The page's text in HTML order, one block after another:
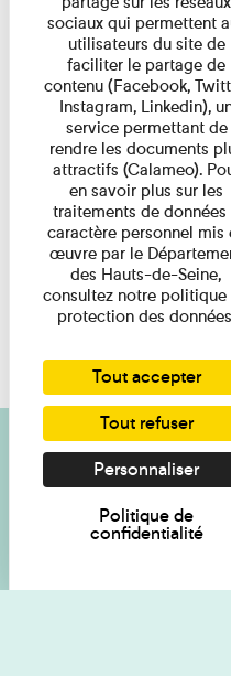
Je souhaite
Inscrivez-
sociaux qui permettent
utilisateurs du site de
faciliter le partage de
contenu (Facebook,
Instagram, Linkedin),
service permettant de
rendre les documents
attractifs (Calameo).
en savoir plus sur les
traitements de données
caractère personnel mis
œuvre par le
des Hauts-de-Seine,
consultez notre politique
protection des
Tout accepter
Tout refuser
Personnaliser
Politique de
confidentialité